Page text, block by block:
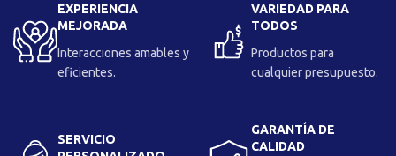
EXPERIENCIA
MEJORADA
Interacciones amables y
eficientes.
VARIEDAD PARA
TODOS
Productos para
cualquier presupuesto.
SERVICIO
GARANTÍA DE
CALIDAD